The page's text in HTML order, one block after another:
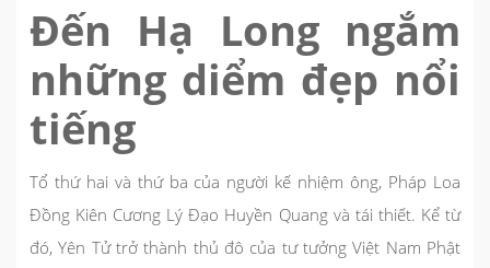
Đến Hạ Long ngắm
những diểm đẹp nổi
tiếng
Tổ thứ hai và thứ ba của người kế nhiệm ông, Pháp Loa
Đồng Kiên Cương Lý Đạo Huyền Quang và tái thiết. Kể từ
đó, Yên Tử trở thành thủ đô của tư tưởng Việt Nam Phật